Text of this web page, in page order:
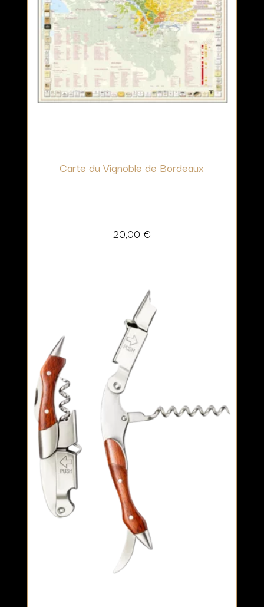
Carte du Vignoble de Bordeaux
20,00 €